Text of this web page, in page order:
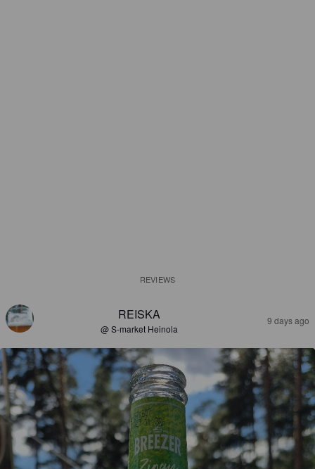
REVIEWS
REISKA
@ S-market Heinola
9 days ago